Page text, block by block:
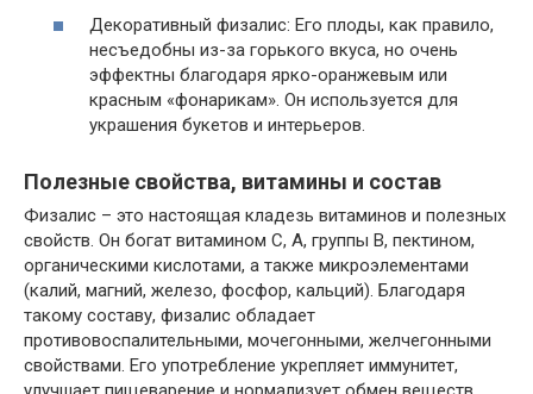
Декоративный физалис: Его плоды, как правило,
несъедобны из-за горького вкуса, но очень
эффектны благодаря ярко-оранжевым или
красным «фонарикам». Он используется для
украшения букетов и интерьеров.
Полезные свойства, витамины и состав
Физалис – это настоящая кладезь витаминов и полезных
свойств. Он богат витамином С, А, группы В, пектином,
органическими кислотами, а также микроэлементами
(калий, магний, железо, фосфор, кальций). Благодаря
такому составу, физалис обладает
противовоспалительными, мочегонными, желчегонными
свойствами. Его употребление укрепляет иммунитет,